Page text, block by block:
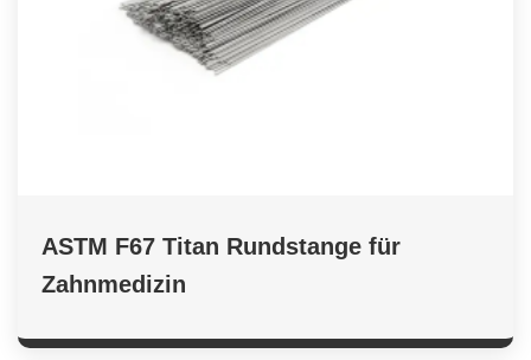
ASTM F67 Titan Rundstange für
Zahnmedizin